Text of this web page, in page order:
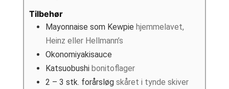
Tilbehør
Mayonnaise som Kewpie hjemmelavet,
Heinz eller Hellmann’s
Okonomiyakisauce
Katsuobushi bonitoflager
2 – 3 stk. forårsløg skåret i tynde skiver